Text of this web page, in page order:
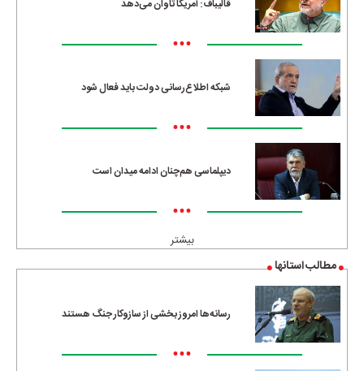
قالیباف: آمریکا تاوان می‌دهد
•••
شبکه اطلاع‌رسانی دولت باید فعال شود
•••
دیپلماسی هم‌چنان ادامه میدان است
•••
بیشتر
مطالب استانها
رسانه‌ها امروز بخشی از سازوکار جنگ هستند
•••